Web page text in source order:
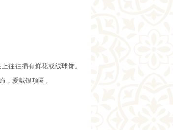
往往插有鲜花或绒球饰。
，爱戴银项圈。